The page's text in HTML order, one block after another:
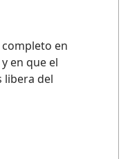
en
en que el
libera del